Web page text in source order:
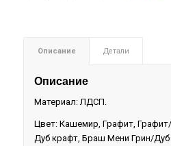
Описание Детали
Описание
Материал: ЛДСП.
Цвет: Кашемир, Графит,
Дуб крафт, Браш Мени Грин/